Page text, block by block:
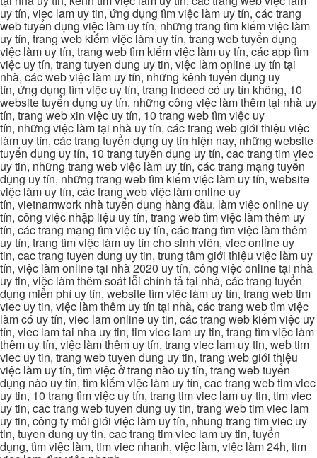
uy tín, viec lam uy tin, ứng dụng tìm việc làm uy tín, các trang
web tuyển dụng việc làm uy tín, những trang tìm kiếm việc làm
uy tín, trang web kiếm việc làm uy tín, trang web tuyển dụng
việc làm uy tín, trang web tìm kiếm việc làm uy tín, các app tìm
việc uy tín, trang tuyen dung uy tin, việc làm online uy tín tại
nhà, các web việc làm uy tín, những kênh tuyển dụng uy
tín, ứng dụng tìm việc uy tín, trang indeed có uy tín không, 10
website tuyển dụng uy tín, những công việc làm thêm tại nhà uy
tín, trang web xin việc uy tín, 10 trang web tìm việc uy
tín, những việc làm tại nhà uy tín, các trang web giới thiệu việc
làm uy tín, các trang tuyển dụng uy tín hiện nay, những website
tuyển dụng uy tín, 10 trang tuyển dụng uy tín, cac trang tim viec
uy tin, những trang web việc làm uy tín, các trang mạng tuyển
dụng uy tín, những trang web tìm kiếm việc làm uy tín, website
việc làm uy tín, các trang web việc làm online uy
tín, vietnamwork nhà tuyển dụng hàng đầu, làm việc online uy
tín, công việc nhập liệu uy tín, trang web tìm việc làm thêm uy
tín, các trang mạng tìm việc uy tín, các trang tìm việc làm thêm
uy tín, trang tìm việc làm uy tín cho sinh viên, viec online uy
tin, cac trang tuyen dung uy tin, trung tâm giới thiệu việc làm uy
tín, việc làm online tại nhà 2020 uy tín, công việc online tại nhà
uy tin, việc làm thêm soát lỗi chính tả tại nhà, các trang tuyển
dụng miễn phí uy tín, website tìm việc làm uy tín, trang web tim
viec uy tin, việc làm thêm uy tín tại nhà, các trang web tìm việc
làm có uy tín, viec lam online uy tin, các trang web kiếm việc uy
tín, viec lam tai nha uy tin, tim viec lam uy tin, trang tìm việc làm
thêm uy tín, việc làm thêm uy tín, trang viec lam uy tin, web tim
viec uy tin, trang web tuyen dung uy tin, trang web giới thiệu
việc làm uy tín, tìm việc ở trang nào uy tín, trang web tuyển
dụng nào uy tín, tìm kiếm việc làm uy tín, cac trang web tim viec
uy tin, 10 trang tìm việc uy tín, trang tim viec lam uy tin, tim viec
uy tin, cac trang web tuyen dung uy tin, trang web tim viec lam
uy tin, công ty môi giới việc làm uy tín, nhung trang tim viec uy
tin, tuyen dung uy tin, cac trang tim viec lam uy tin, tuyển
dụng, tìm việc làm, tim viec nhanh, việc làm, việc làm 24h, tim